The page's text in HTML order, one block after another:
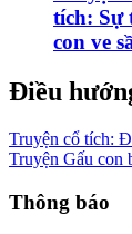
tích: Sự
con ve
Điều
Truyện cổ tích:
Truyện Gấu con
Thông báo